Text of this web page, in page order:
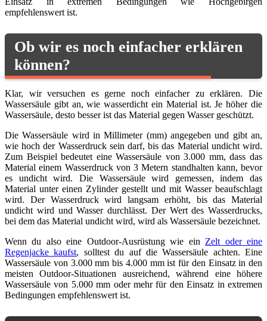
empfehlenswert ist.
Ob wir es noch einfacher erklären
können?
Klar, wir versuchen es gerne noch einfacher zu erklären. Die
Wassersäule gibt an, wie wasserdicht ein Material ist. Je höher die
Wassersäule, desto besser ist das Material gegen Wasser geschützt.
Die Wassersäule wird in Millimeter (mm) angegeben und gibt an,
wie hoch der Wasserdruck sein darf, bis das Material undicht wird.
Zum Beispiel bedeutet eine Wassersäule von 3.000 mm, dass das
Material einem Wasserdruck von 3 Metern standhalten kann, bevor
es undicht wird. Die Wassersäule wird gemessen, indem das
Material unter einen Zylinder gestellt und mit Wasser beaufschlagt
wird. Der Wasserdruck wird langsam erhöht, bis das Material
undicht wird und Wasser durchlässt. Der Wert des Wasserdrucks,
bei dem das Material undicht wird, wird als Wassersäule bezeichnet.
Wenn du also eine Outdoor-Ausrüstung wie ein Zelt oder eine
Regenjacke kaufst, solltest du auf die Wassersäule achten. Eine
Wassersäule von 3.000 mm bis 4.000 mm ist für den Einsatz in den
meisten Outdoor-Situationen ausreichend, während eine höhere
Wassersäule von 5.000 mm oder mehr für den Einsatz in extremen
Bedingungen empfehlenswert ist.